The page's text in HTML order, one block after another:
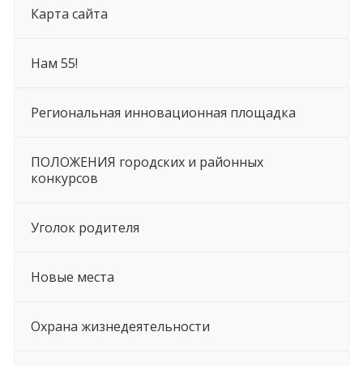
Карта сайта
Нам 55!
Региональная инновационная площадка
ПОЛОЖЕНИЯ городских и районных
конкурсов
Уголок родителя
Новые места
Охрана жизнедеятельности